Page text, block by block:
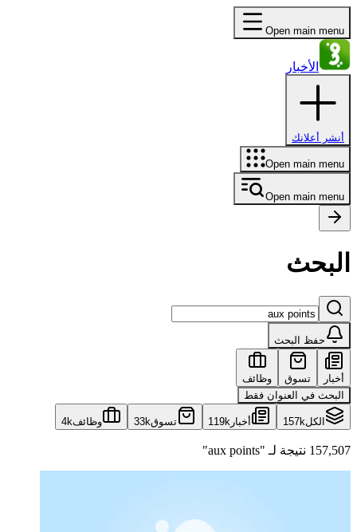
Open main menu
الأخبار
أنشر أعلانك
Open main menu
Open main menu
البحث
حفظ البحث
أخبار تسوق
وظائف
البحث في العنوان فقط
الكل157k أخبار 119k تسوق33k وظائف4k
157,507 نتيجة لـ "aux points"